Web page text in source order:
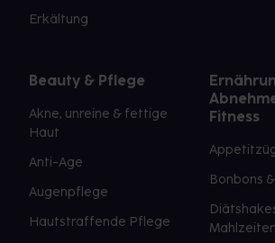
Erkältung
Beauty & Pflege
Akne, unreine & fettige
Haut
Anti-Age
Augenpflege
Hautstraffende Pflege
Fitness
Bonbons